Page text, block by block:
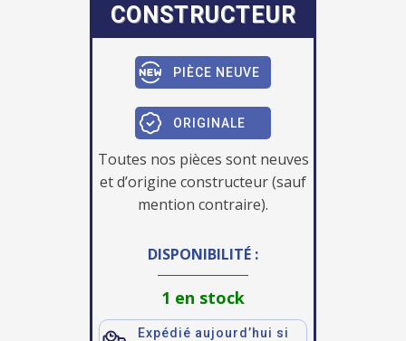
CONSTRUCTEUR
PIÈCE NEUVE
ORIGINALE
Toutes nos pièces sont neuves
et d’origine constructeur (sauf
mention contraire).
DISPONIBILITÉ :
1 en stock
Expédié aujourd’hui si